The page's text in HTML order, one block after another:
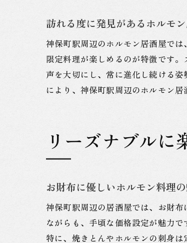
訪れる度に発見があるホルモ
神保町駅周辺のホルモン居酒屋で
限定料理が楽しめるのが特徴です
声を大切にし、常に進化し続ける
により、神保町駅周辺のホルモン居
リーズナブル
お財布に優しいホルモン料理
神保町駅周辺の居酒屋では、お財
ながらも、手頃な価格設定が魅力
特に、焼きとんやホルモンの刺身